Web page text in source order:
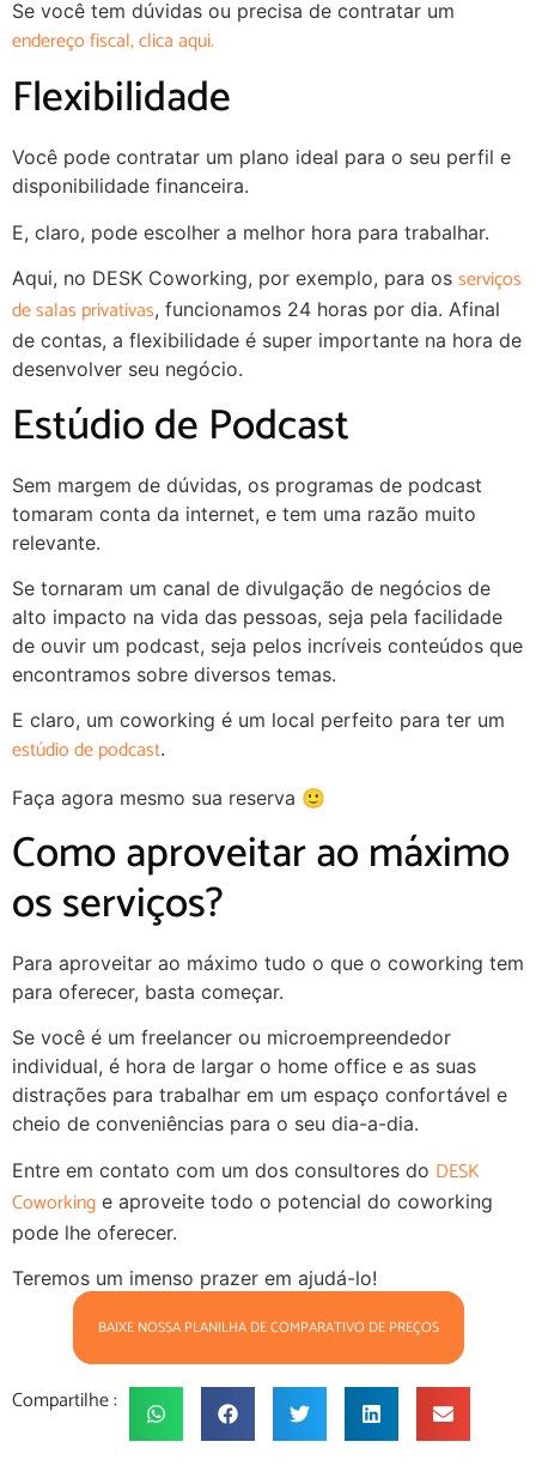
Se você tem dúvidas ou precisa de contratar um
endereço fiscal, clica aqui.
Flexibilidade
Você pode contratar um plano ideal para o seu perfil e
disponibilidade financeira.
E, claro, pode escolher a melhor hora para trabalhar.
Aqui, no DESK Coworking, por exemplo, para os serviços
de salas privativas, funcionamos 24 horas por dia. Afinal
de contas, a flexibilidade é super importante na hora de
desenvolver seu negócio.
Estúdio de Podcast
Sem margem de dúvidas, os programas de podcast
tomaram conta da internet, e tem uma razão muito
relevante.
Se tornaram um canal de divulgação de negócios de
alto impacto na vida das pessoas, seja pela facilidade
de ouvir um podcast, seja pelos incríveis conteúdos que
encontramos sobre diversos temas.
E claro, um coworking é um local perfeito para ter um
estúdio de podcast.
Faça agora mesmo sua reserva 🙂
Como aproveitar ao máximo
os serviços?
Para aproveitar ao máximo tudo o que o coworking tem
para oferecer, basta começar.
Se você é um freelancer ou microempreendedor
individual, é hora de largar o home office e as suas
distrações para trabalhar em um espaço confortável e
cheio de conveniências para o seu dia-a-dia.
Entre em contato com um dos consultores do DESK
Coworking e aproveite todo o potencial do coworking
pode lhe oferecer.
Teremos um imenso prazer em ajudá-lo!
BAIXE NOSSA PLANILHA DE COMPARATIVO DE PREÇOS
Compartilhe :